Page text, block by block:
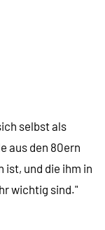
selbst als
aus den 80ern
ist, und die ihm in
wichtig sind."